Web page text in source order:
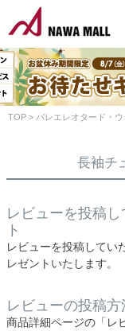
TOP バレエレオタード・
長袖チ
レビューを投稿
ト
レビューを投稿してい
レゼントいたします。
レビューの投稿方
商品詳細ページの「レ